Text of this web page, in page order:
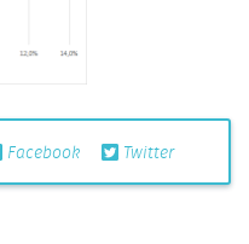
Facebook Twitter